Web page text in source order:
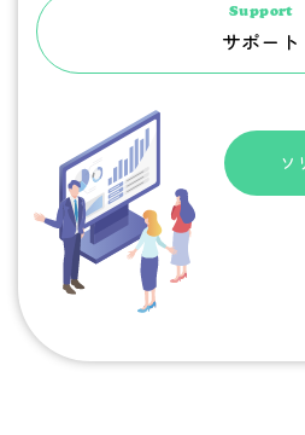
Support
サポート
ソ